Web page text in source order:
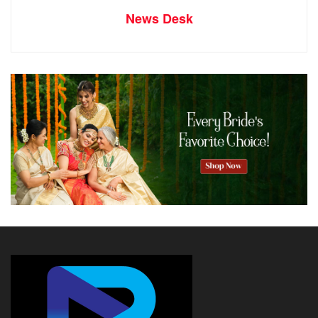
ആസ്‌ട്രേലിയന്‍ ഓപ്പണ്‍ കിരീടങ്ങള്‍
വില്ല്യംസിനെ അട്ടിമറിച്ച് കന്നി ഗ്രാന്റ് സ്ലാം
നേടിയതോടെയാണ് ഒസാക്ക ശ്രദ്ധയാകര്‍ഷിച്ചത്.
തുടര്‍ന്നങ്ങോട്ട് ടെന്നീസ് ലോകത്ത് ഒസാക്കയുടെ
തേരോട്ടമായിരുന്നു. മുമ്പൊരിക്കലും ആരുമാവാത്ത വിധം
എനിക്ക് മികച്ചതാകണം. ആഗ്രഹങ്ങളെക്കുറിച്ച് നവോമി
ഒസാക്കയുടെ വാക്കുകളാണിത്. അതേ എനിക്ക്
മികച്ചവളാകണം, പോകാവു ദൂരത്തോളം സഞ്ചരിക്കണം.
സ്വപ്നസാക്ഷാത്കാരം കൂടിയായിരുന്നു ആ യു.എസ്
ഗ്രാന്‍ഡ് സ്ലാം കിരീടം നേടുമ്പോള്‍ ഒസാക്കയ്ക്ക് രണ്ട്
വയസ് പ്രായം.
News Desk